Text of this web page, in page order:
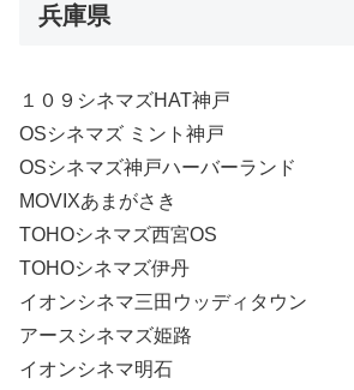
兵庫県
１０９シネマズHAT神戸
OSシネマズ ミント神戸
OSシネマズ神戸ハーバーランド
MOVIXあまがさき
TOHOシネマズ西宮OS
TOHOシネマズ伊丹
イオンシネマ三田ウッディタウン
アースシネマズ姫路
イオンシネマ明石